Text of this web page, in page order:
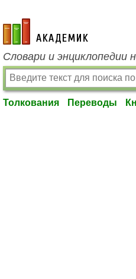
academic.ru
Словари и энциклопедии
Толкования Переводы